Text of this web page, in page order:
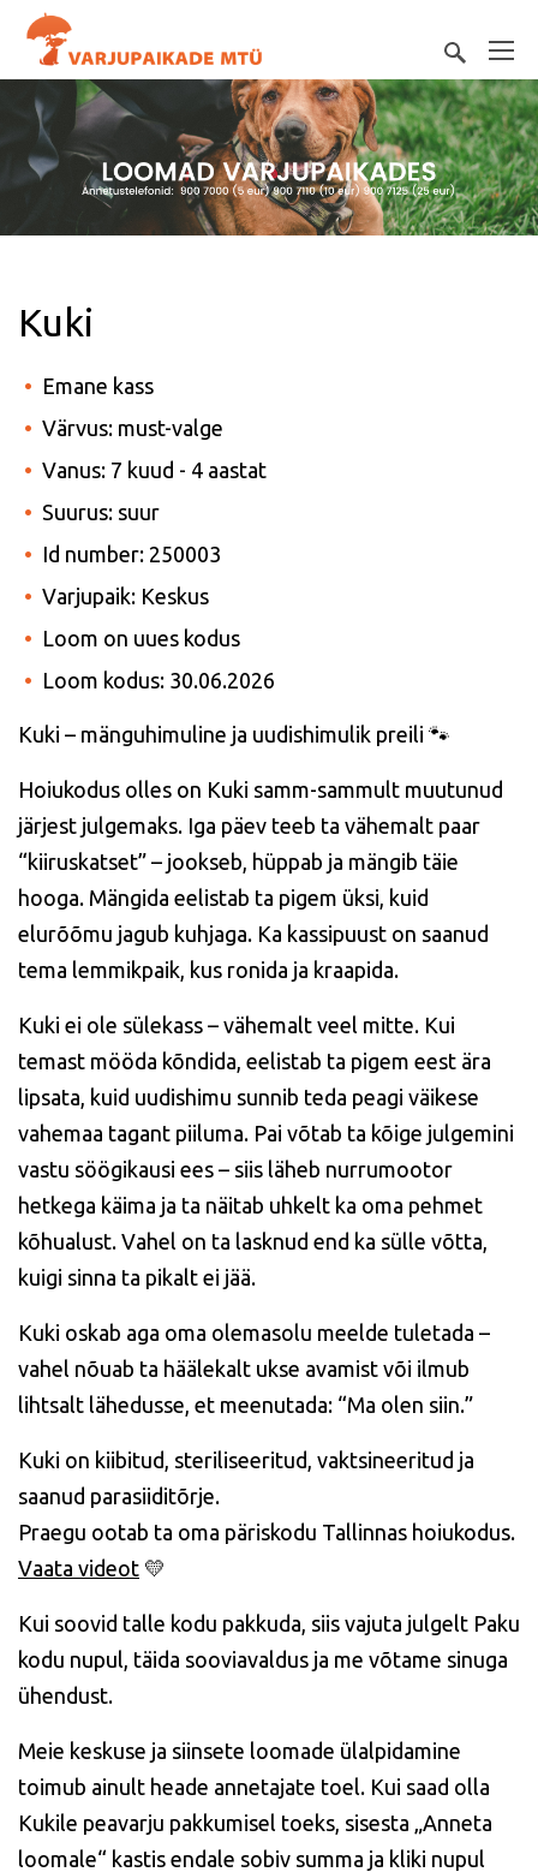
Kuki
Emane kass
Värvus: must-valge
Vanus: 7 kuud - 4 aastat
Suurus: suur
Id number: 250003
Varjupaik: Keskus
Loom on uues kodus
Loom kodus: 30.06.2026
Kuki – mänguhimuline ja uudishimulik preili 🐾
Hoiukodus olles on Kuki samm-sammult muutunud
järjest julgemaks. Iga päev teeb ta vähemalt paar
“kiiruskatset” – jookseb, hüppab ja mängib täie
hooga. Mängida eelistab ta pigem üksi, kuid
elurõõmu jagub kuhjaga. Ka kassipuust on saanud
tema lemmikpaik, kus ronida ja kraapida.
Kuki ei ole sülekass – vähemalt veel mitte. Kui
temast mööda kõndida, eelistab ta pigem eest ära
lipsata, kuid uudishimu sunnib teda peagi väikese
vahemaa tagant piiluma. Pai võtab ta kõige julgemini
vastu söögikausi ees – siis läheb nurrumootor
hetkega käima ja ta näitab uhkelt ka oma pehmet
kõhualust. Vahel on ta lasknud end ka sülle võtta,
kuigi sinna ta pikalt ei jää.
Kuki oskab aga oma olemasolu meelde tuletada –
vahel nõuab ta häälekalt ukse avamist või ilmub
lihtsalt lähedusse, et meenutada: “Ma olen siin.”
Kuki on kiibitud, steriliseeritud, vaktsineeritud ja
saanud parasiiditõrje.
Praegu ootab ta oma päriskodu Tallinnas hoiukodus.
Vaata videot 💛
Kui soovid talle kodu pakkuda, siis vajuta julgelt Paku
kodu nupul, täida sooviavaldus ja me võtame sinuga
ühendust.
Meie keskuse ja siinsete loomade ülalpidamine
toimub ainult heade annetajate toel. Kui saad olla
Kukile peavarju pakkumisel toeks, sisesta „Anneta
loomale“ kastis endale sobiv summa ja kliki nupul